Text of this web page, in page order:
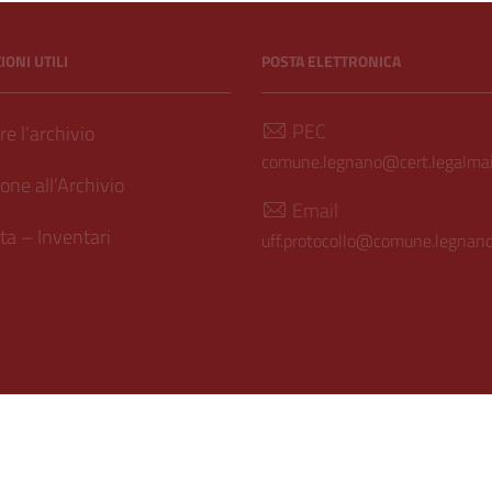
UTILI
l’archivio
all’Archivio
– Inventari
POSTA ELETTRONICA
PEC
Email